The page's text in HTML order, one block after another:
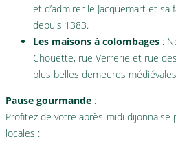
et d’admirer le Jacquemart et
depuis 1383.
Les maisons à colombages :
Chouette, rue Verrerie et rue
plus belles demeures
Pause gourmande :
Profitez de votre après-midi dijonnaise
locales :